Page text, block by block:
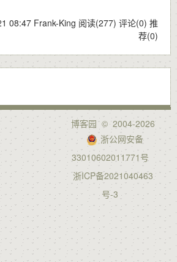
08:47 Frank-King 阅读(277) 评论(0) 推
荐(0)
博客园© 2004-2026
浙公网安备
33010602011771号
浙ICP备2021040463
号-3